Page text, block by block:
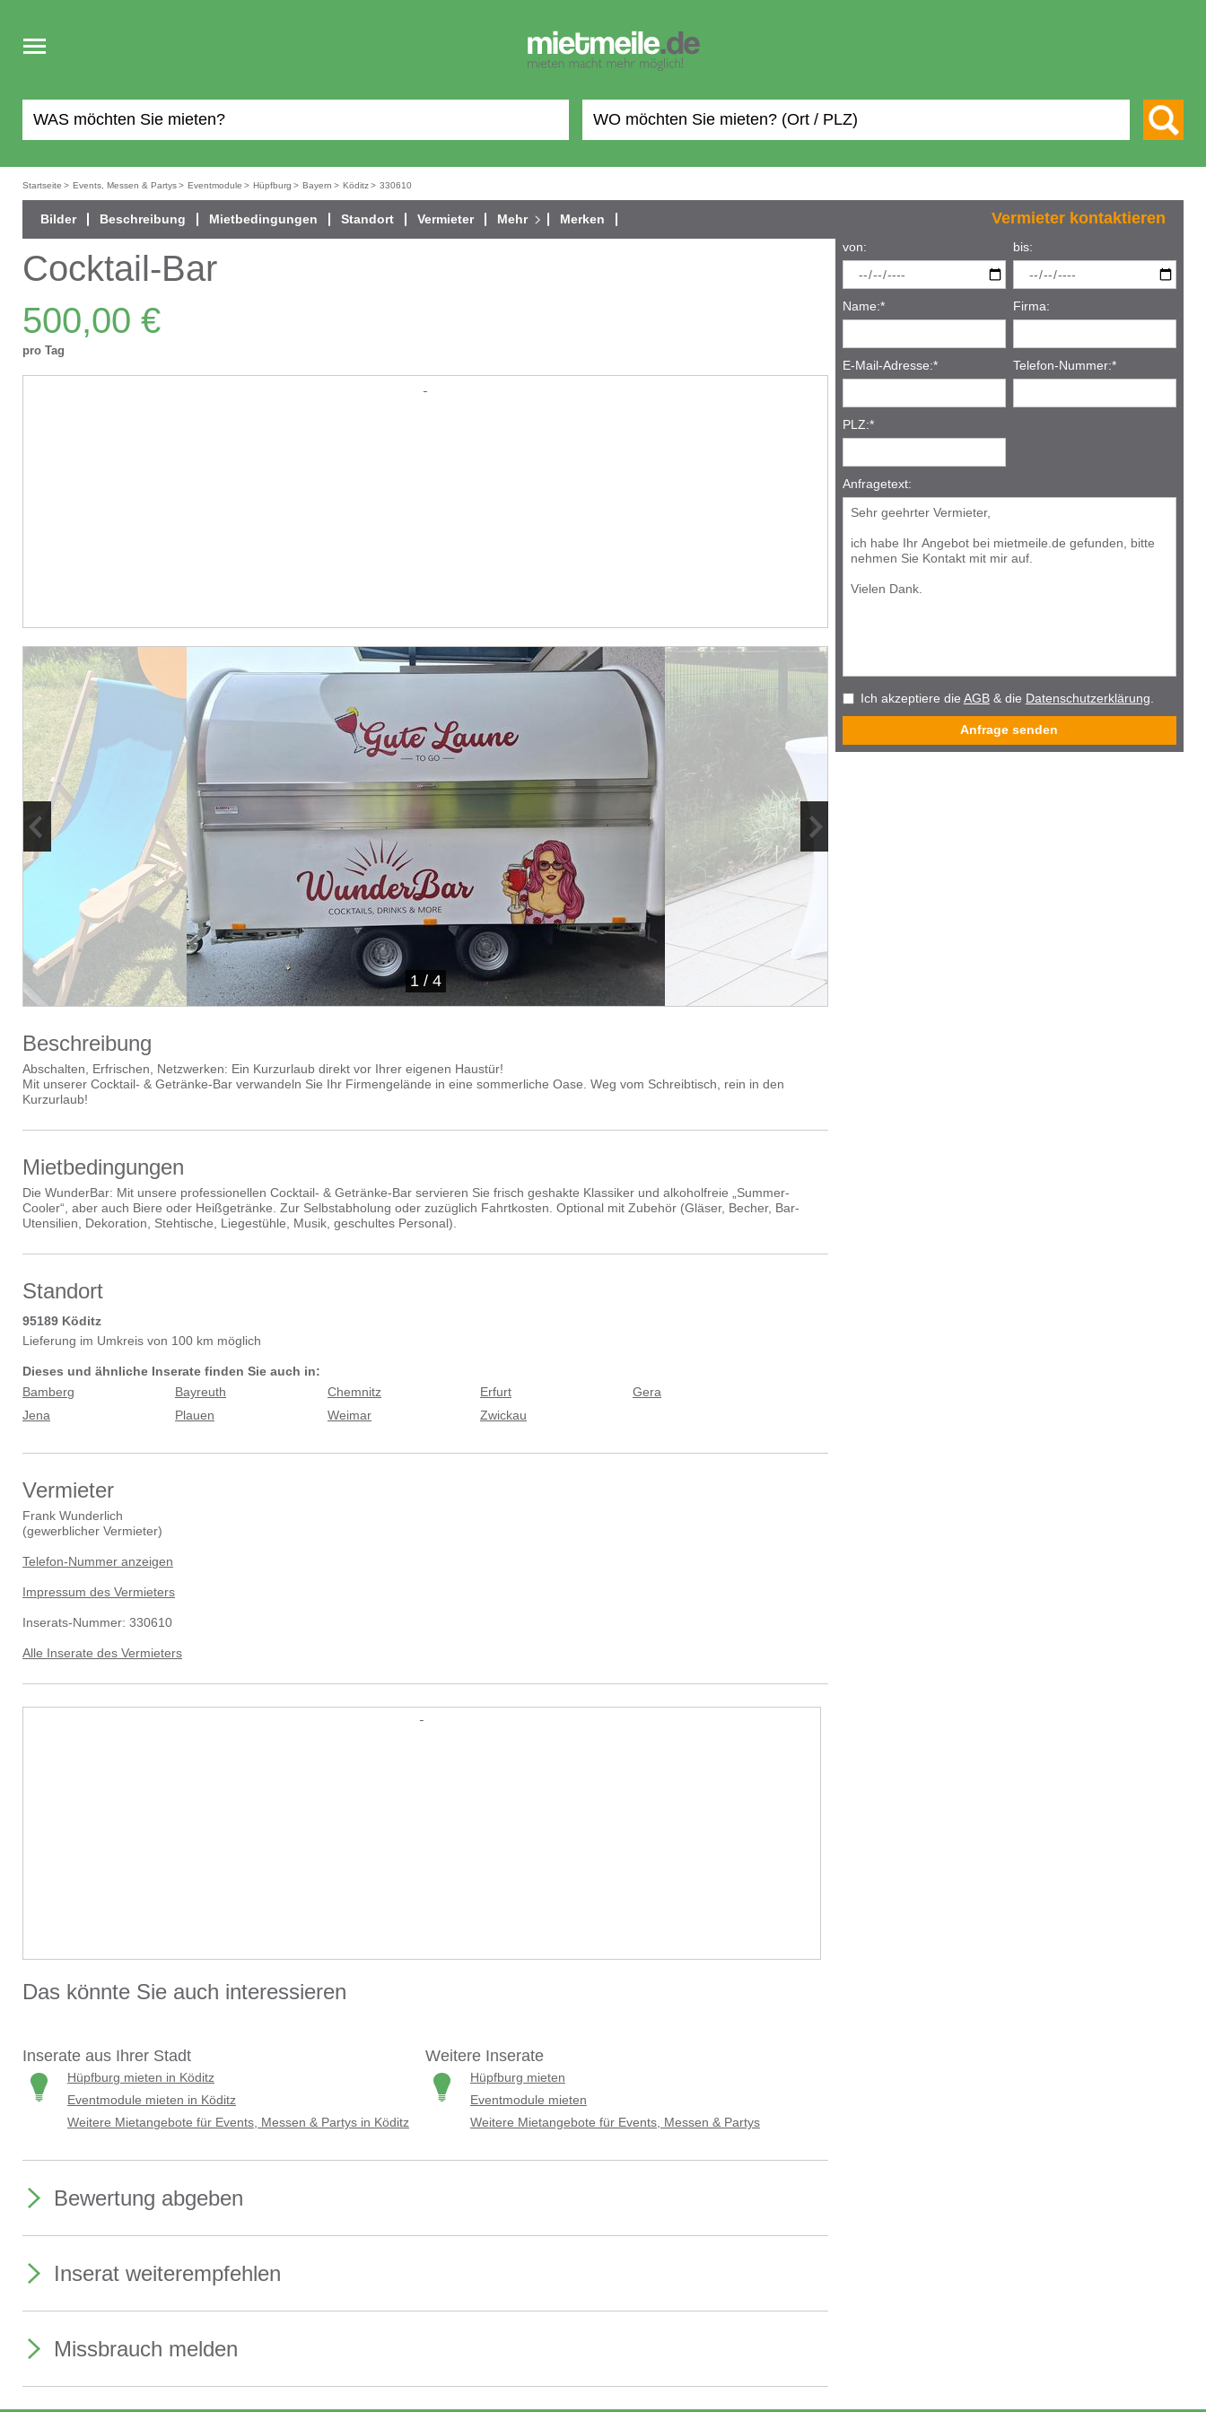
Toggle
navigation
Startseite > Events, Messen & Partys> Eventmodule > Hüpfburg > Bayern > Köditz> 330610
Bilder Beschreibung Mietbedingungen Standort Vermieter Mehr Merken Vermieter kontaktieren
Cocktail-Bar
von: bis:
Name:* Firma:
E-Mail-Adresse:* Telefon-Nummer:*
PLZ:*
Anfragetext:
Ich akzeptiere die AGB& die Datenschutzerklärung.
500,00 €
pro Tag
1 / 4
Beschreibung
Abschalten, Erfrischen, Netzwerken: Ein Kurzurlaub direkt vor Ihrer eigenen Haustür!
Mit unserer Cocktail- & Getränke-Bar verwandeln Sie Ihr Firmengelände in eine sommerliche Oase. Weg vom Schreibtisch, rein in den
Kurzurlaub!
Mietbedingungen
Die WunderBar: Mit unsere professionellen Cocktail- & Getränke-Bar servieren Sie frisch geshakte Klassiker und alkoholfreie „Summer-
Cooler“, aber auch Biere oder Heißgetränke. Zur Selbstabholung oder zuzüglich Fahrtkosten. Optional mit Zubehör (Gläser, Becher, Bar-
Utensilien, Dekoration, Stehtische, Liegestühle, Musik, geschultes Personal).
Standort
95189 Köditz
Lieferung im Umkreis von 100 km möglich
Dieses und ähnliche Inserate finden Sie auch in:
Bamberg
Bayreuth Chemnitz Erfurt
Gera
Jena
Plauen Weimar Zwickau
Vermieter
Frank Wunderlich
(gewerblicher Vermieter)
Telefon-Nummer anzeigen
Impressum des Vermieters
Inserats-Nummer: 330610
Alle Inserate des Vermieters
Das könnte Sie auch interessieren
Inserate aus Ihrer Stadt
Hüpfburg mieten in Köditz
Eventmodule mieten in Köditz
Weitere Mietangebote für Events, Messen & Partys in Köditz
Weitere Inserate
Hüpfburg mieten
Eventmodule mieten
Weitere Mietangebote für Events, Messen & Partys
Bewertung abgeben
Inserat weiterempfehlen
Missbrauch melden